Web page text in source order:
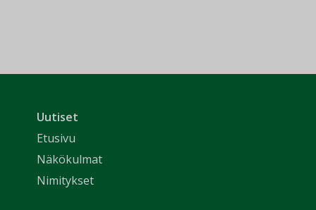
Uutiset
Etusivu
Näkökulmat
Nimitykset